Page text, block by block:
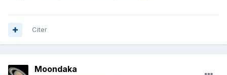
Citer
Moondaka